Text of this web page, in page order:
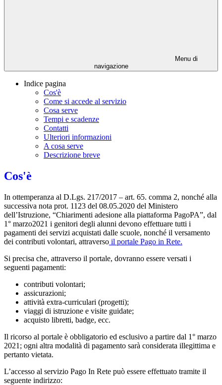
Menu di
navigazione
Indice pagina
Cos'è
Come si accede al servizio
Cosa serve
Tempi e scadenze
Contatti
Ulteriori informazioni
A cosa serve
Descrizione breve
Cos'è
In ottemperanza al D.Lgs. 217/2017 – art. 65. comma 2, nonché alla
successiva nota prot. 1123 del 08.05.2020 del Ministero
dell’Istruzione, “Chiarimenti adesione alla piattaforma PagoPA”, dal
1° marzo2021 i genitori degli alunni devono effettuare tutti i
pagamenti dei servizi acquistati dalle scuole, nonché il versamento
dei contributi volontari, attraverso il portale Pago in Rete.
Si precisa che, attraverso il portale, dovranno essere versati i
seguenti pagamenti:
contributi volontari;
assicurazioni;
attività extra-curriculari (progetti);
viaggi di istruzione e visite guidate;
acquisto libretti, badge, ecc.
Il ricorso al portale è obbligatorio ed esclusivo a partire dal 1° marzo
2021; ogni altra modalità di pagamento sarà considerata illegittima e
pertanto vietata.
L’accesso al servizio Pago In Rete può essere effettuato tramite il
seguente indirizzo: